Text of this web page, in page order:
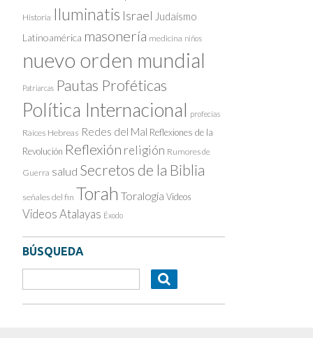
Historia Iluminatis Israel Judaísmo
Latinoamérica masonería medicina niños
nuevo orden mundial
Patriarcas Pautas Proféticas
Política Internacional profecías
Raíces Hebreas Redes del Mal Reflexiones de la
Revolución Reflexión religión Rumores de
Guerra salud Secretos de la Biblia
señales del fin Torah Toralogía Videos
Videos Atalayas Éxodo
BÚSQUEDA